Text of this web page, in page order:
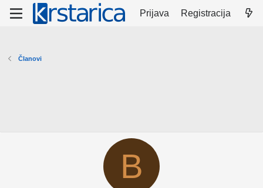
Prijava Registracija
Članovi
B